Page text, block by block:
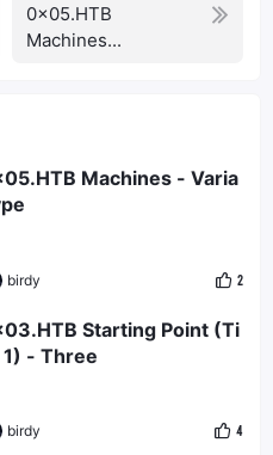
0x05.HTB
Machines...
Machines - Varia
birdy 2
Starting Point (Ti
- Three
birdy 4